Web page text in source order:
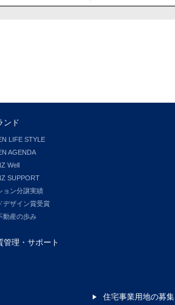
ンド
LIFE STYLE
AGENDA
Well
SUPPORT
ョン分譲実績
デザイン賞受賞
動産の歩み
管理・サポート
住宅事業用地の募集